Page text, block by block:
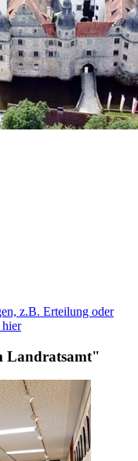
z.B. Erteilung oder
Landratsamt"